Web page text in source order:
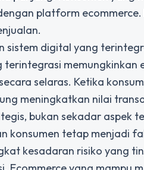
platform
sistem digital yang
terintegrasi memungkinkan
selaras. Ketika
meningkatkan nilai
bukan sekadar aspek
konsumen tetap menjadi
kesadaran risiko yang